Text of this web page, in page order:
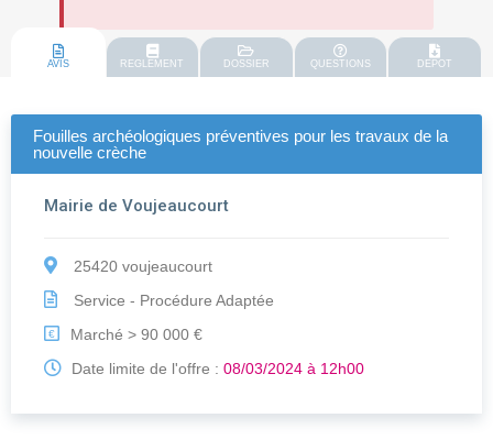
AVIS REGLEMENT DOSSIER QUESTIONS DEPOT
Fouilles archéologiques préventives pour les travaux de la
nouvelle crèche
Mairie de Voujeaucourt
25420 voujeaucourt
Service - Procédure Adaptée
€
Marché > 90 000 €
Date limite de l'offre : 08/03/2024 à 12h00